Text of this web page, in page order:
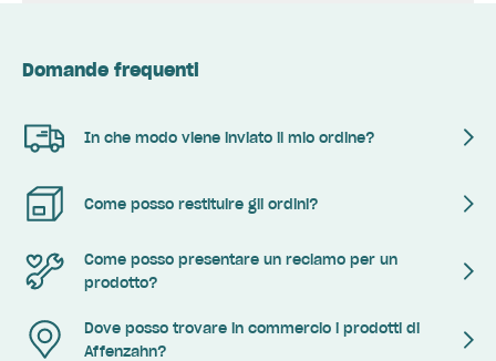
Domande frequenti
In che modo viene inviato il mio ordine?
Come posso restituire gli ordini?
Come posso presentare un reclamo per un
prodotto?
Dove posso trovare in commercio i prodotti di
Affenzahn?